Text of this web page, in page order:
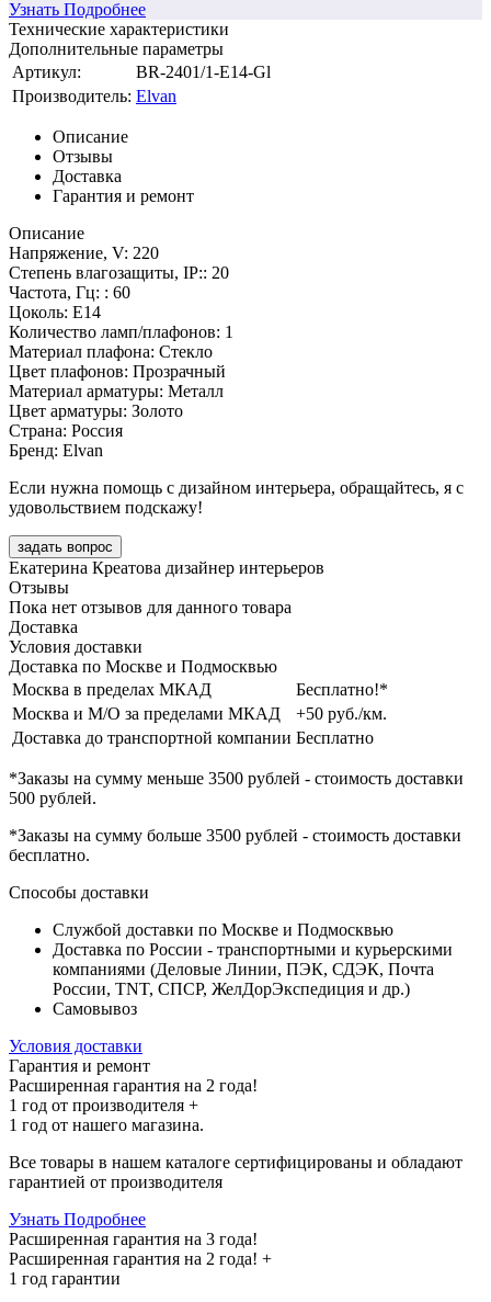
Узнать Подробнее
Технические характеристики
Дополнительные параметры
Артикул:
BR-2401/1-E14-Gl
Производитель: Elvan
Описание
Отзывы
Доставка
Гарантия и ремонт
Описание
Напряжение, V: 220
Степень влагозащиты, IP:: 20
Частота, Гц: : 60
Цоколь: E14
Количество ламп/плафонов: 1
Материал плафона: Стекло
Цвет плафонов: Прозрачный
Материал арматуры: Металл
Цвет арматуры: Золото
Страна: Россия
Бренд: Elvan
Если нужна помощь с дизайном интерьера, обращайтесь, я с
удовольствием подскажу!
задать вопрос
Екатерина Креатова дизайнер интерьеров
Отзывы
Пока нет отзывов для данного товара
Доставка
Условия доставки
Доставка по Москве и Подмосквью
Москва в пределах МКАД
Бесплатно!*
Москва и М/О за пределами МКАД
+50 руб./км.
Доставка до транспортной компании Бесплатно
*Заказы на сумму меньше 3500 рублей - стоимость доставки
500 рублей.
*Заказы на сумму больше 3500 рублей - стоимость доставки
бесплатно.
Способы доставки
Службой доставки по Москве и Подмосквью
Доставка по России - транспортными и курьерскими
компаниями (Деловые Линии, ПЭК, СДЭК, Почта
России, TNT, СПСР, ЖелДорЭкспедиция и др.)
Самовывоз
Условия доставки
Гарантия и ремонт
Расширенная гарантия на 2 года!
1 год от производителя +
1 год от нашего магазина.
Все товары в нашем каталоге сертифицированы и обладают
гарантией от производителя
Узнать Подробнее
Расширенная гарантия на 3 года!
Расширенная гарантия на 2 года! +
1 год гарантии